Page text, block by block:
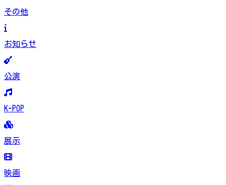
その他
お知らせ
公演
K-POP
展示
映画